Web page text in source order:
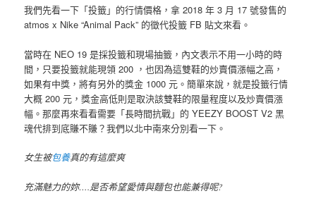
我們先看一下「投籤」的行情價格，拿 2018 年 3 月 17 號發售的
atmos x Nike “Animal Pack” 的徵代投籤 FB 貼文來看。
當時在 NEO 19 是採投籤和現場抽籤，內文表示不用一小時的時
間，只要投籤就能現領 200 ，也因為這雙鞋的炒賣價漲幅之高，
如果有中獎，將有另外的獎金 1000 元。簡單來說，就是投籤行情
大概 200 元，獎金高低則是取決該雙鞋的限量程度以及炒賣價漲
幅。那麼再來看看需要「長時間抗戰」的 YEEZY BOOST V2 黑
魂代排到底賺不賺？我們以北中南來分別看一下。
女生被包養真的有這麼爽
充滿魅力的妳….是否希望愛情與麵包也能兼得呢?